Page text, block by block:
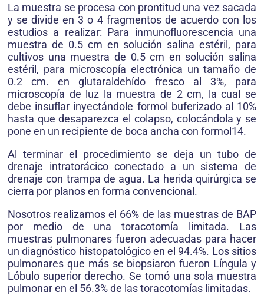
La muestra se procesa con prontitud una vez sacada
y se divide en 3 o 4 fragmentos de acuerdo con los
estudios a realizar: Para inmunofluorescencia una
muestra de 0.5 cm en solución salina estéril, para
cultivos una muestra de 0.5 cm en solución salina
estéril, para microscopía electrónica un tamaño de
0.2 cm. en glutaraldehído fresco al 3%, para
microscopía de luz la muestra de 2 cm, la cual se
debe insuflar inyectándole formol buferizado al 10%
hasta que desaparezca el colapso, colocándola y se
pone en un recipiente de boca ancha con formol14.
Al terminar el procedimiento se deja un tubo de
drenaje intratorácico conectado a un sistema de
drenaje con trampa de agua. La herida quirúrgica se
cierra por planos en forma convencional.
Nosotros realizamos el 66% de las muestras de BAP
por medio de una toracotomía limitada. Las
muestras pulmonares fueron adecuadas para hacer
un diagnóstico histopatológico en el 94.4%. Los sitios
pulmonares que más se biopsiaron fueron Língula y
Lóbulo superior derecho. Se tomó una sola muestra
pulmonar en el 56.3% de las toracotomías limitadas.